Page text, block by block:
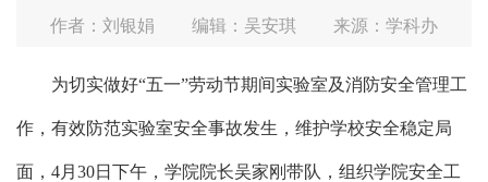
作者：刘银娟 编辑：吴安琪 来源：学科办
为切实做好“五一”劳动节期间实验室及消防安全管理工
作，有效防范实验室安全事故发生，维护学校安全稳定局
面，4月30日下午，学院院长吴家刚带队，组织学院安全工